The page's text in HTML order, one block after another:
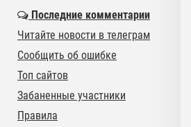
Последние комментарии
Читайте новости в телеграм
Сообщить об ошибке
Топ сайтов
Забаненные участники
Правила